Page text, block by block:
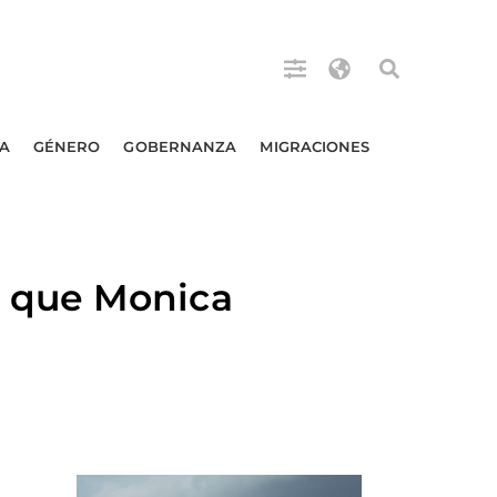
GÉNERO GOBERNANZA MIGRACIONES
que Monica